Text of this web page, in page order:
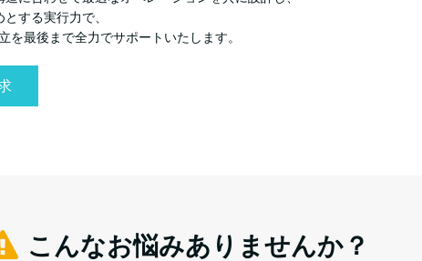
する実行力で、
を最後まで全力でサポートいたします。
こんなお悩みありませんか？